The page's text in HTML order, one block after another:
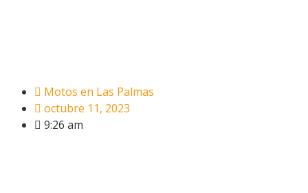
Motos en Las Palmas
octubre 11, 2023
9:26 am